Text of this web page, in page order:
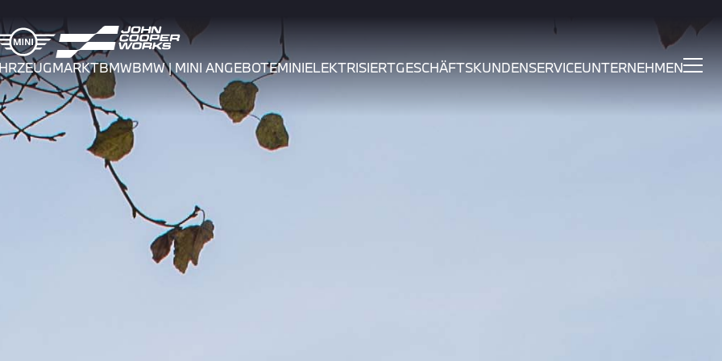
BMWBMW | MINI ANGEBOTEMINIELEKTRISIERTGESCHÄFTSKUNDENSERVICEUNTERNEHMEN